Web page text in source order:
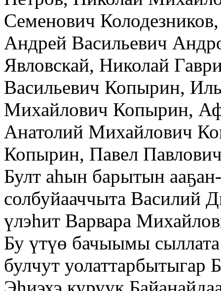
Семенович
Андрей Васильевич
Явловскай, ⁠Николай
Васильевич Копырин,
Михайлович Копырин,
Анатолий Михайлович
Копырин, Павел
Булт аһын барытын
солбуйааччыта Василий
үлэһит Варвара
Бу үтүө бачыымы
булчут уолаттарбытыгар